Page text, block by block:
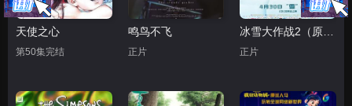
天使之心
第50集完结
鸣鸟不飞
正片
冰雪大作战2（原声版）
正片